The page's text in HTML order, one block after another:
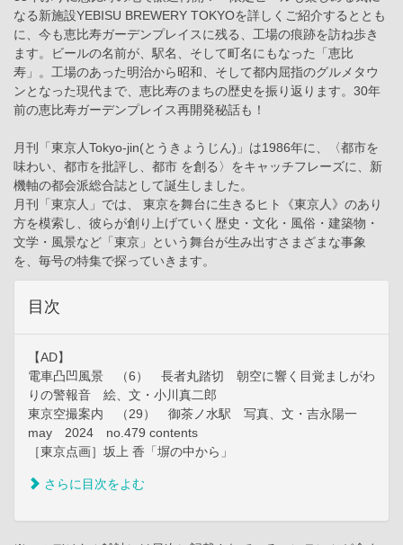
なる新施設YEBISU BREWERY TOKYOを詳しくご紹介するととも
に、今も恵比寿ガーデンプレイスに残る、工場の痕跡を訪ね歩き
ます。ビールの名前が、駅名、そして町名にもなった「恵比
寿」。工場のあった明治から昭和、そして都内屈指のグルメタウ
ンとなった現代まで、恵比寿のまちの歴史を振り返ります。30年
前の恵比寿ガーデンプレイス再開発秘話も！
月刊「東京人Tokyo-jin(とうきょうじん)」は1986年に、〈都市を
味わい、都市を批評し、都市 を創る〉をキャッチフレーズに、新
機軸の都会派総合誌として誕生しました。
月刊「東京人」では、 東京を舞台に生きるヒト《東京人》のあり
方を模索し、彼らが創り上げていく歴史・文化・風俗・建築物・
文学・風景など「東京」という舞台が生み出すさまざまな事象
を、毎号の特集で探っていきます。
目次
【AD】
電車凸凹風景 （6） 長者丸踏切 朝空に響く目覚ましがわ
りの警報音 絵、文・小川真二郎
東京空撮案内 （29） 御茶ノ水駅 写真、文・吉永陽一
may 2024 no.479 contents
［東京点画］坂上 香「塀の中から」
さらに目次をよむ